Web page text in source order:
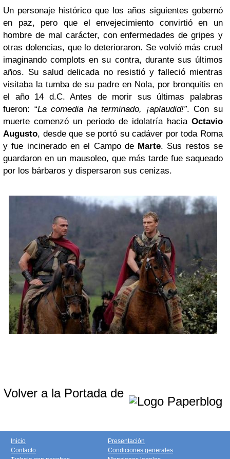
Un personaje histórico que los años siguientes gobernó
en paz, pero que el envejecimiento convirtió en un
hombre de mal carácter, con enfermedades de gripes y
otras dolencias, que lo deterioraron. Se volvió más cruel
imaginando complots en su contra, durante sus últimos
años. Su salud delicada no resistió y falleció mientras
visitaba la tumba de su padre en Nola, por bronquitis en
el año 14 d.C. Antes de morir sus últimas palabras
fueron: “La comedia ha terminado, ¡aplaudid!”. Con su
muerte comenzó un periodo de idolatría hacia Octavio
Augusto, desde que se portó su cadáver por toda Roma
y fue incinerado en el Campo de Marte. Sus restos se
guardaron en un mausoleo, que más tarde fue saqueado
por los bárbaros y dispersaron sus cenizas.
Volver a la Portada de
Inicio
Contacto
Presentación
Condiciones generales